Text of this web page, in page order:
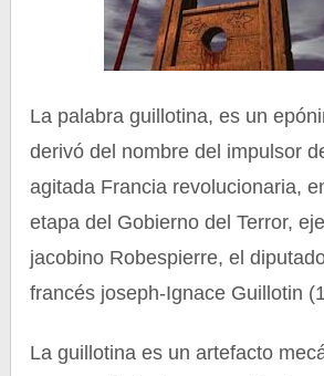
La palabra guillotina, es un
derivó del nombre del impulsor
agitada Francia revolucionaria,
etapa del Gobierno del Terror,
jacobino Robespierre, el
francés joseph-Ignace Guillotin
La guillotina es un artefacto